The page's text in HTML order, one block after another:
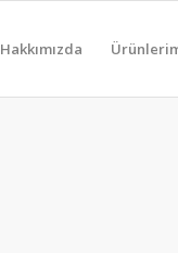
Hakkımızda